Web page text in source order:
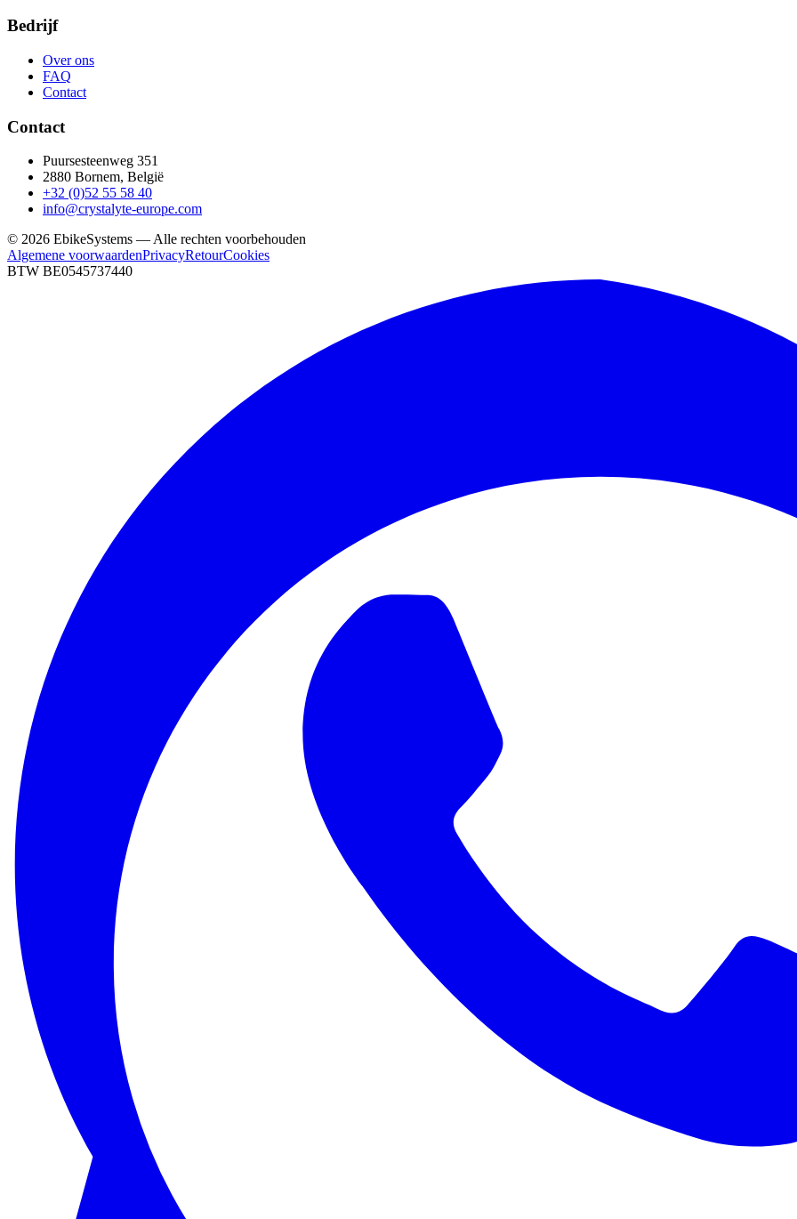
Bedrijf
Over ons
FAQ
Contact
Contact
Puursesteenweg 351
2880 Bornem, België
+32 (0)52 55 58 40
info@crystalyte-europe.com
© 2026 EbikeSystems — Alle rechten voorbehouden
Algemene voorwaardenPrivacyRetourCookies
BTW BE0545737440